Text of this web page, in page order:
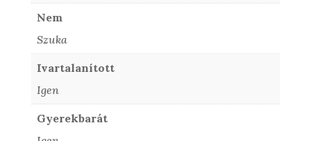
Nem
Szuka
Ivartalanított
Igen
Gyerekbarát